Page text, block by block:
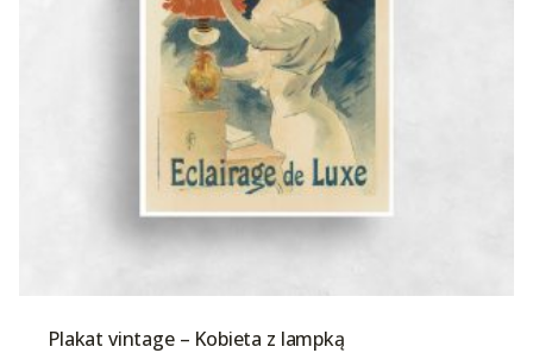
Plakat vintage – Kobieta z lampką